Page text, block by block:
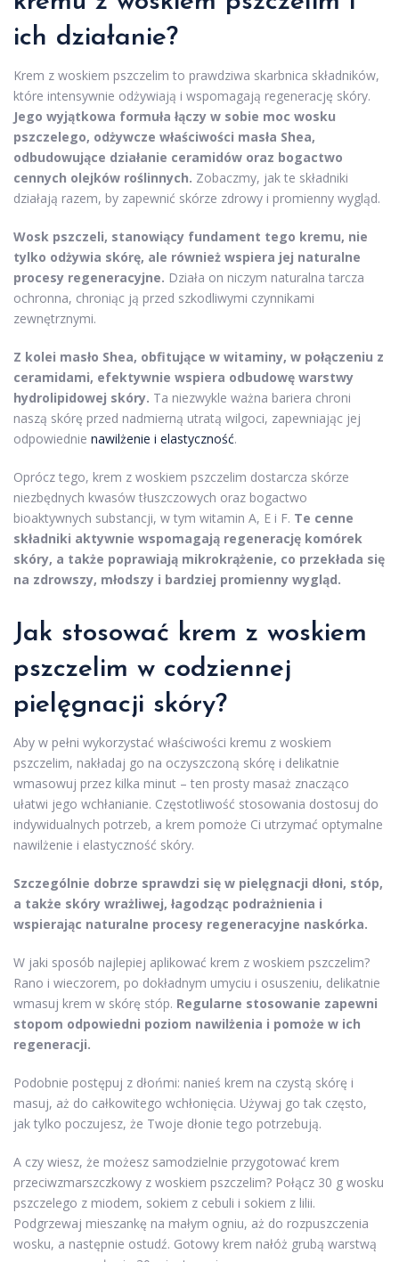
ich działanie?
Krem z woskiem pszczelim to prawdziwa skarbnica składników,
które intensywnie odżywiają i wspomagają regenerację skóry.
Jego wyjątkowa formuła łączy w sobie moc wosku
pszczelego, odżywcze właściwości masła Shea,
odbudowujące działanie ceramidów oraz bogactwo
cennych olejków roślinnych. Zobaczmy, jak te składniki
działają razem, by zapewnić skórze zdrowy i promienny wygląd.
Wosk pszczeli, stanowiący fundament tego kremu, nie
tylko odżywia skórę, ale również wspiera jej naturalne
procesy regeneracyjne. Działa on niczym naturalna tarcza
ochronna, chroniąc ją przed szkodliwymi czynnikami
zewnętrznymi.
Z kolei masło Shea, obfitujące w witaminy, w połączeniu z
ceramidami, efektywnie wspiera odbudowę warstwy
hydrolipidowej skóry. Ta niezwykle ważna bariera chroni
naszą skórę przed nadmierną utratą wilgoci, zapewniając jej
odpowiednie nawilżenie i elastyczność.
Oprócz tego, krem z woskiem pszczelim dostarcza skórze
niezbędnych kwasów tłuszczowych oraz bogactwo
bioaktywnych substancji, w tym witamin A, E i F. Te cenne
składniki aktywnie wspomagają regenerację komórek
skóry, a także poprawiają mikrokrążenie, co przekłada się
na zdrowszy, młodszy i bardziej promienny wygląd.
Jak stosować krem z woskiem
pszczelim w codziennej
pielęgnacji skóry?
Aby w pełni wykorzystać właściwości kremu z woskiem
pszczelim, nakładaj go na oczyszczoną skórę i delikatnie
wmasowuj przez kilka minut – ten prosty masaż znacząco
ułatwi jego wchłanianie. Częstotliwość stosowania dostosuj do
indywidualnych potrzeb, a krem pomoże Ci utrzymać optymalne
nawilżenie i elastyczność skóry.
Szczególnie dobrze sprawdzi się w pielęgnacji dłoni, stóp,
a także skóry wrażliwej, łagodząc podrażnienia i
wspierając naturalne procesy regeneracyjne naskórka.
W jaki sposób najlepiej aplikować krem z woskiem pszczelim?
Rano i wieczorem, po dokładnym umyciu i osuszeniu, delikatnie
wmasuj krem w skórę stóp. Regularne stosowanie zapewni
stopom odpowiedni poziom nawilżenia i pomoże w ich
regeneracji.
Podobnie postępuj z dłońmi: nanieś krem na czystą skórę i
masuj, aż do całkowitego wchłonięcia. Używaj go tak często,
jak tylko poczujesz, że Twoje dłonie tego potrzebują.
A czy wiesz, że możesz samodzielnie przygotować krem
przeciwzmarszczkowy z woskiem pszczelim? Połącz 30 g wosku
pszczelego z miodem, sokiem z cebuli i sokiem z lilii.
Podgrzewaj mieszankę na małym ogniu, aż do rozpuszczenia
wosku, a następnie ostudź. Gotowy krem nałóż grubą warstwą